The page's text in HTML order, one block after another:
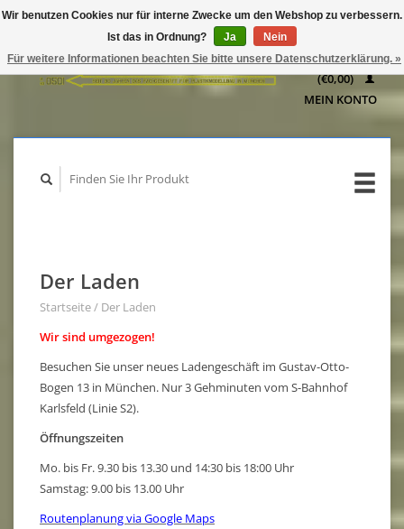
WARENKORB
(€0,00)
MEIN KONTO
Der Laden
Startseite/ Der Laden
Wir sind umgezogen!
Besuchen Sie unser neues Ladengeschäft im Gustav-Otto-
Bogen 13 in München. Nur 3 Gehminuten vom S-Bahnhof
Karlsfeld (Linie S2).
Öffnungszeiten
Mo. bis Fr. 9.30 bis 13.30 und 14:30 bis 18:00 Uhr
Samstag: 9.00 bis 13.00 Uhr
Routenplanung via Google Maps
Wir benutzen Cookies nur für interne Zwecke um den Webshop zu verbessern.
Ist das in Ordnung?
Ja
Nein
Für weitere Informationen beachten Sie bitte unsere Datenschutzerklärung. »